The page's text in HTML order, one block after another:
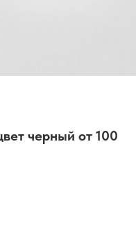
черный от 100